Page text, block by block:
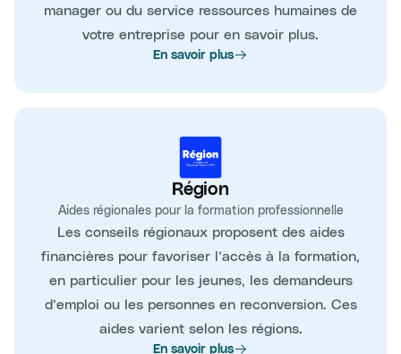
manager ou du service ressources humaines de
votre entreprise pour en savoir plus.
En savoir plus
Région
Aides régionales pour la formation professionnelle
Les conseils régionaux proposent des aides
financières pour favoriser l’accès à la formation,
en particulier pour les jeunes, les demandeurs
d’emploi ou les personnes en reconversion. Ces
aides varient selon les régions.
En savoir plus